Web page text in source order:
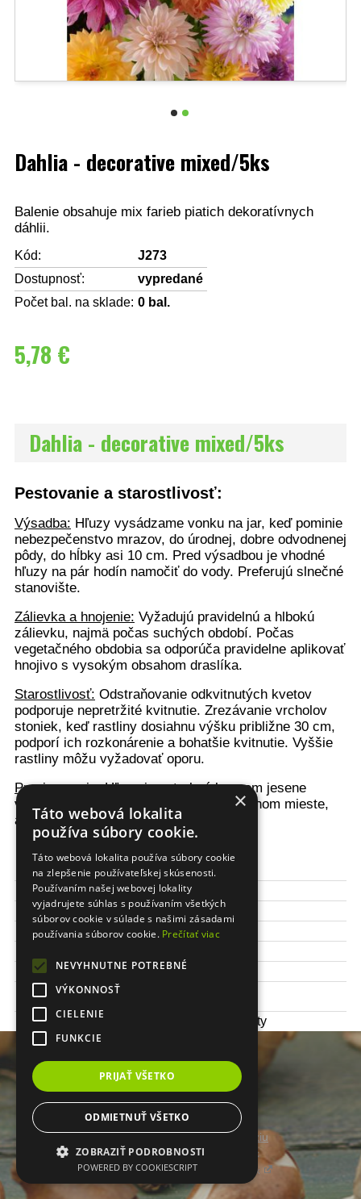
Dahlia - decorative mixed/5ks
Balenie obsahuje mix farieb piatich dekoratívnych
dáhlii.
Kód:
J273
Dostupnosť:
vypredané
Počet bal. na sklade: 0 bal.
5,78 €
Dahlia - decorative mixed/5ks
Pestovanie a starostlivosť:
Výsadba: Hľuzy vysádzame vonku na jar, keď pominie
nebezpečenstvo mrazov, do úrodnej, dobre odvodnenej
pôdy, do hĺbky asi 10 cm. Pred výsadbou je vhodné
hľuzy na pár hodín namočiť do vody. Preferujú slnečné
stanovište.
Zálievka a hnojenie: Vyžadujú pravidelnú a hlbokú
zálievku, najmä počas suchých období. Počas
vegetačného obdobia sa odporúča pravidelne aplikovať
hnojivo s vysokým obsahom draslíka.
Starostlivosť: Odstraňovanie odkvitnutých kvetov
podporuje nepretržité kvitnutie. Zrezávanie vrcholov
stoniek, keď rastliny dosiahnu výšku približne 30 cm,
podporí ich rozkonárenie a bohatšie kvitnutie. Vyššie
rastliny môžu vyžadovať oporu.
Prezimovanie:Hľuzy je potrebné koncom jesene
vykopať a uskladniť na suchom a chladnom mieste,
avšak chránenom pred mrazom.
Výška kvetu:
100 cm
Obdobie kvitnutia:
júl - október
Čas sadenia: apríl/máj
Stanovište: slnečné
Balenie:
5 ks / bal.
Veľkosť
Využitie:
záhony, rezané kvety
Prepnúť zobrazenie na plnú verziu
Copyright 2014 - 2026 © www.cibulky.sk
Tvorba internetových obchodov - Atomer.sk
×
Táto webová lokalita
používa súbory cookie.
Táto webová lokalita používa súbory cookie
na zlepšenie používateľskej skúsenosti.
Používaním našej webovej lokality
vyjadrujete súhlas s používaním všetkých
súborov cookie v súlade s našimi zásadami
používania súborov cookie. Prečítať viac
NEVYHNUTNE POTREBNÉ
VÝKONNOSŤ
CIELENIE
FUNKCIE
PRIJAŤ VŠETKO
ODMIETNUŤ VŠETKO
ZOBRAZIŤ PODROBNOSTI
POWERED BY COOKIESCRIPT